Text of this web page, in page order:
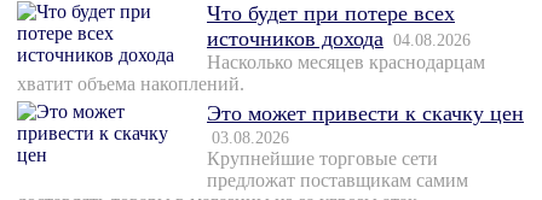
Что будет при потере всех
источников дохода 04.08.2026
Насколько месяцев краснодарцам
хватит объема накоплений.
Это может привести к скачку цен
03.08.2026
Крупнейшие торговые сети
предложат поставщикам самим